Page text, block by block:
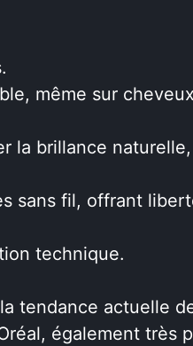
même sur cheveux
la brillance
sans fil, offrant
technique.
tendance actuelle
également très